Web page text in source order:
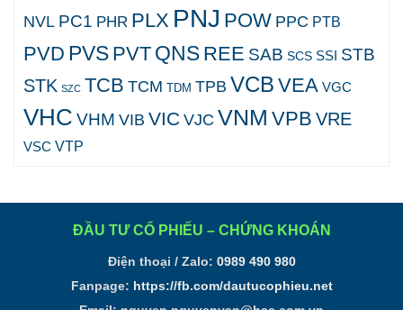
NVL PC1 PHR PLX PNJ POW PPC PTB
PVD PVS PVT QNS REE SAB SCS SSI STB
STK SZC TCB TCM TDM TPB VCB VEA VGC
VHC VHM VIB VICVJC VNM VPB VRE
VSC VTP
ĐẦU TƯ CỔ PHIẾU – CHỨNG KHOÁN
Điện thoại / Zalo: 0989 490 980
Fanpage: https://fb.com/dautucophieu.net